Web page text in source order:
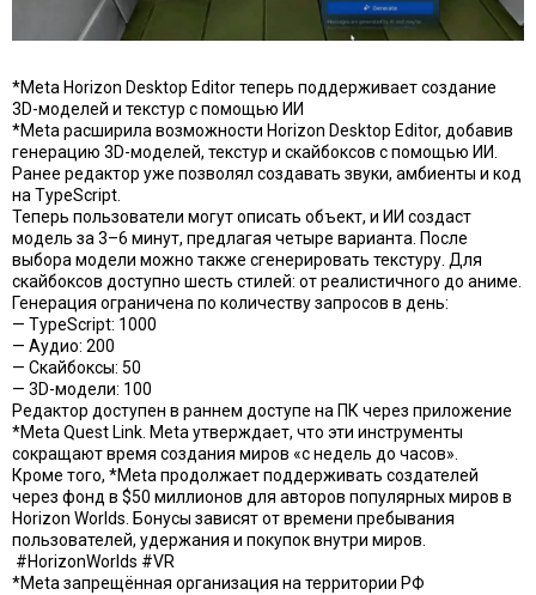
*Meta Horizon Desktop Editor теперь поддерживает создание
3D-моделей и текстур с помощью ИИ
*Meta расширила возможности Horizon Desktop Editor, добавив
генерацию 3D-моделей, текстур и скайбоксов с помощью ИИ.
Ранее редактор уже позволял создавать звуки, амбиенты и код
на TypeScript.
Теперь пользователи могут описать объект, и ИИ создаст
модель за 3–6 минут, предлагая четыре варианта. После
выбора модели можно также сгенерировать текстуру. Для
скайбоксов доступно шесть стилей: от реалистичного до аниме.
Генерация ограничена по количеству запросов в день:
— TypeScript: 1000
— Аудио: 200
— Скайбоксы: 50
— 3D-модели: 100
Редактор доступен в раннем доступе на ПК через приложение
*Meta Quest Link. Meta утверждает, что эти инструменты
сокращают время создания миров «с недель до часов».
Кроме того, *Meta продолжает поддерживать создателей
через фонд в $50 миллионов для авторов популярных миров в
Horizon Worlds. Бонусы зависят от времени пребывания
пользователей, удержания и покупок внутри миров.
#HorizonWorlds #VR
*Meta запрещённая организация на территории РФ